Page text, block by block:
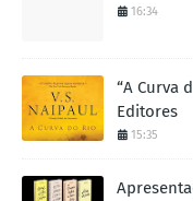
16:34
“A Curva
Editores
15:35